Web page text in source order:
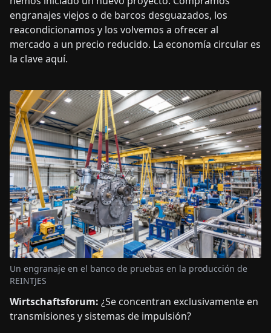
engranajes viejos o de barcos desguazados, los
reacondicionamos y los volvemos a ofrecer al
mercado a un precio reducido. La economía circular es
la clave aquí.
Un engranaje en el banco de pruebas en la producción de
REINTJES
Wirtschaftsforum: ¿Se concentran exclusivamente en
transmisiones y sistemas de impulsión?